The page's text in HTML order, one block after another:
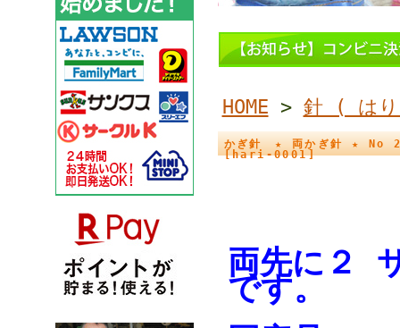
HOME > 針 ( は
かぎ針 ★ 両かぎ針 ★
[hari-0001]
両先に２
です。